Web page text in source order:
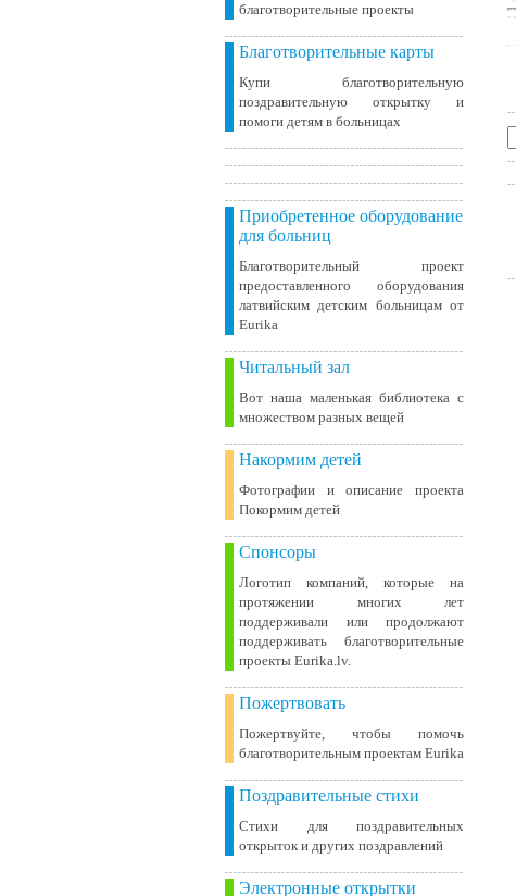
благотворительные проекты
Благотворительные карты
Купи благотворительную
поздравительную открытку и
помоги детям в больницах
Приобретенное оборудование
для больниц
Благотворительный проект
предоставленного оборудования
латвийским детским больницам от
Eurika
Читальный зал
Вот наша маленькая библиотека c
множеством разных вещей
Накормим детей
Фотографии и описание проекта
Покормим детей
Спонсоры
Логотип компаний, которые на
протяжении многих лет
поддерживали или продолжают
поддерживать благотворительные
проекты Eurika.lv.
Пожертвовать
Пожертвуйте, чтобы помочь
благотворительным проектам Eurika
Поздравительные стихи
Стихи для поздравительных
открыток и других поздравлений
Электронные открытки